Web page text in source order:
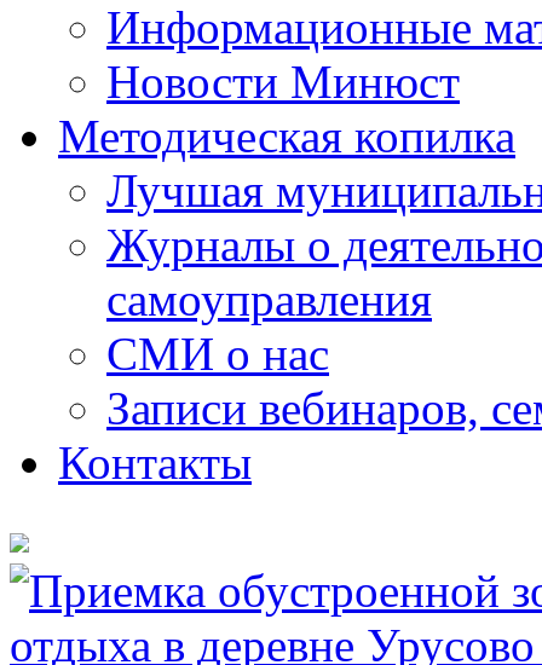
Информационные
Новости Минюст
Методическая копилка
Лучшая
Журналы о
самоуправления
СМИ о нас
Записи вебинаров,
Контакты